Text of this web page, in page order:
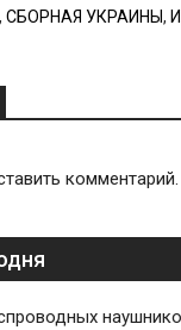
, СБОРНАЯ УКРАИНЫ,
комментарий.